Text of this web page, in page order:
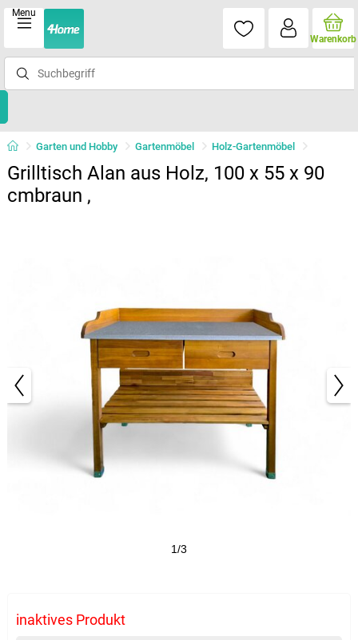
Menu
Warenkorb
Garten und Hobby Gartenmöbel Holz-Gartenmöbel
Grilltisch Alan aus Holz, 100 x 55 x 90
cmbraun ,
1/3
inaktives Produkt